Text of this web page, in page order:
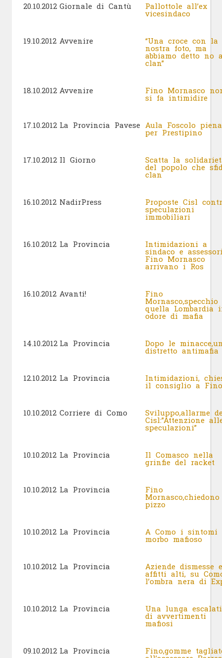
20.10.2012 Giornale di Cantù Pallottole all’ex
vicesindaco
19.10.2012 Avvenire “Una croce con la
nostra foto, ma
abbiamo detto no
clan”
18.10.2012 Avvenire Fino Mornasco
si fa intimidire
17.10.2012 La Provincia Pavese Aula Foscolo piena
per Prestipino
17.10.2012 Il Giorno Scatta la
del popolo che
clan
16.10.2012 NadirPress Proposte Cisl
speculazioni
immobiliari
16.10.2012 La Provincia Intimidazioni a
sindaco e
Fino Mornasco
arrivano i Ros
16.10.2012 Avanti! Fino
quella Lombardia
odore di mafia
14.10.2012 La Provincia Dopo le
distretto
12.10.2012 La Provincia Intimidazioni,
il consiglio a
10.10.2012 Corriere di Como Sviluppo,allarme
Cisl:”Attenzione
speculazioni”
10.10.2012 La Provincia Il Comasco nella
grinfie del racket
10.10.2012 La Provincia Fino
pizzo
10.10.2012 La Provincia A Como i sintomi
morbo mafioso
10.10.2012 La Provincia Aziende dismesse e
affitti alti, su
l’ombra nera di
10.10.2012 La Provincia Una lunga
di avvertimenti
mafiosi
09.10.2012 La Provincia Fino,gomme